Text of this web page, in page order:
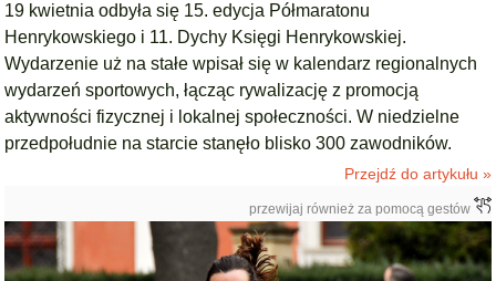
19 kwietnia odbyła się 15. edycja Półmaratonu
Henrykowskiego i 11. Dychy Księgi Henrykowskiej.
Wydarzenie uż na stałe wpisał się w kalendarz regionalnych
wydarzeń sportowych, łącząc rywalizację z promocją
aktywności fizycznej i lokalnej społeczności. W niedzielne
przedpołudnie na starcie stanęło blisko 300 zawodników.
Przejdź do artykułu »
przewijaj również za pomocą gestów